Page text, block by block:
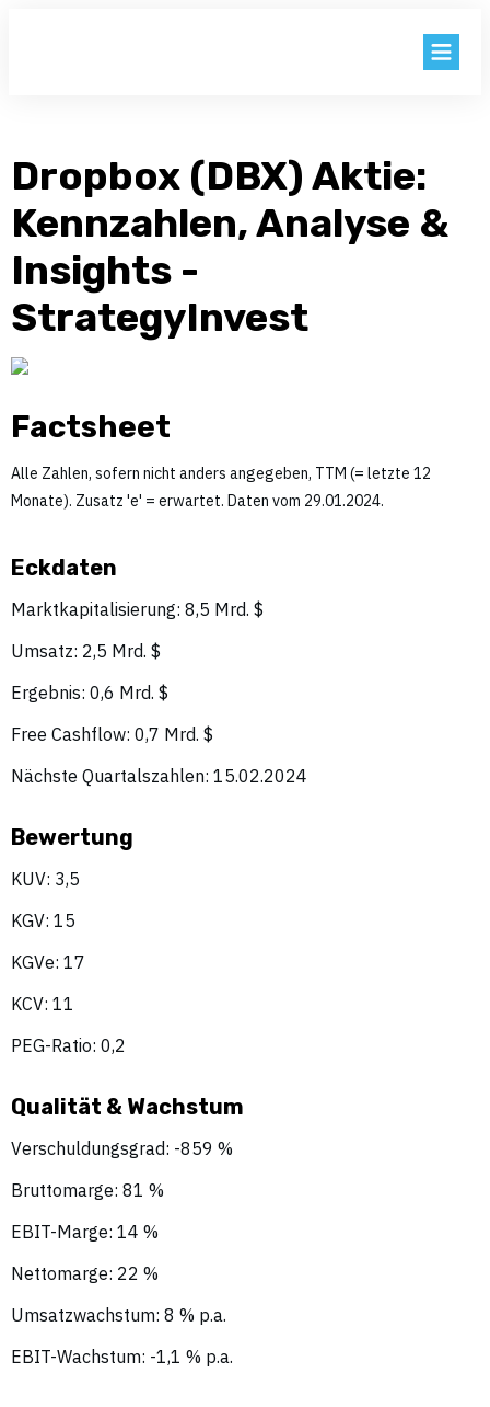
KNOW HOW
Dropbox (DBX) Aktie:
Kennzahlen, Analyse &
Insights -
StrategyInvest
Factsheet
Alle Zahlen, sofern nicht anders angegeben, TTM (= letzte 12
Monate). Zusatz 'e' = erwartet. Daten vom 29.01.2024.
Eckdaten
Marktkapitalisierung: 8,5 Mrd. $
Umsatz: 2,5 Mrd. $
Ergebnis: 0,6 Mrd. $
Free Cashflow: 0,7 Mrd. $
Nächste Quartalszahlen: 15.02.2024
Bewertung
KUV: 3,5
KGV: 15
KGVe: 17
KCV: 11
PEG-Ratio: 0,2
Qualität & Wachstum
Verschuldungsgrad: -859 %
Bruttomarge: 81 %
EBIT-Marge: 14 %
Nettomarge: 22 %
Umsatzwachstum: 8 % p.a.
EBIT-Wachstum: -1,1 % p.a.